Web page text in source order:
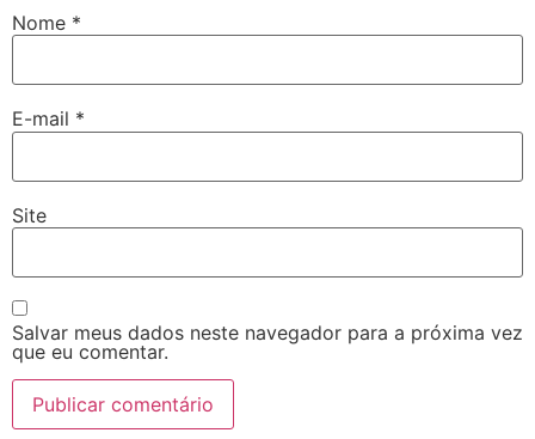
Nome *
E-mail *
Site
Salvar meus dados neste navegador para a próxima vez
que eu comentar.